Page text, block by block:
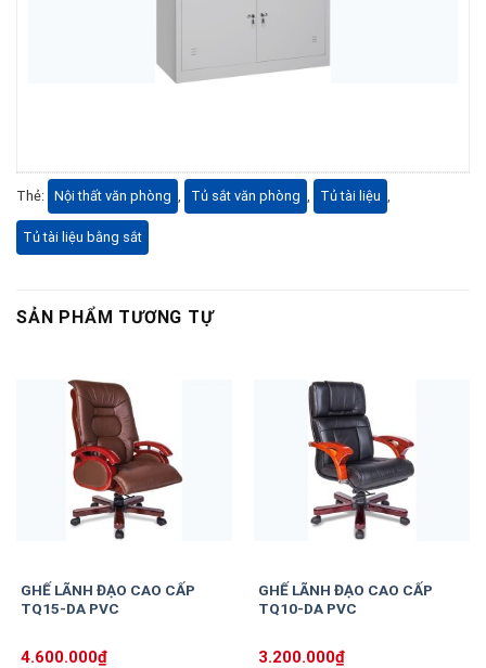
Thẻ: Nội thất văn phòng , Tủ sắt văn phòng , Tủ tài liệu ,
Tủ tài liệu bằng sắt
SẢN PHẨM TƯƠNG TỰ
GHẾ LÃNH ĐẠO CAO CẤP
TQ15-DA PVC
4.600.000₫
GHẾ LÃNH ĐẠO CAO CẤP
TQ10-DA PVC
3.200.000₫